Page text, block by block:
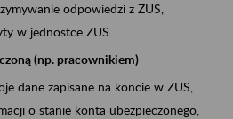
odpowiedzi z ZUS,
w jednostce ZUS.
(np. pracownikiem)
dane zapisane na koncie w ZUS,
o stanie konta ubezpieczonego,